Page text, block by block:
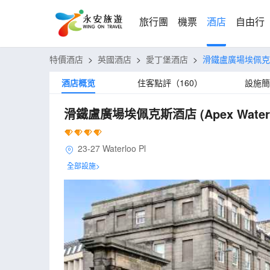
旅行團 機票 酒店 自由行
特價酒店 > 英國酒店 > 愛丁堡酒店 > 滑鐵盧廣場埃佩
酒店概览
住客點評（160） 設施
滑鐵盧廣場埃佩克斯酒店 (Apex
23-27 Waterloo Pl
全部設施>